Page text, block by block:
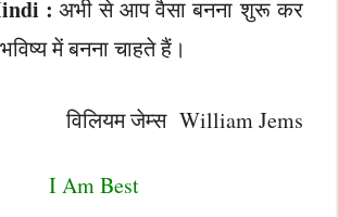
: अभी से आप वैसा बनना शुरू कर
में बनना चाहते हैं।
विलियम जेम्स William Jems
I Am Best